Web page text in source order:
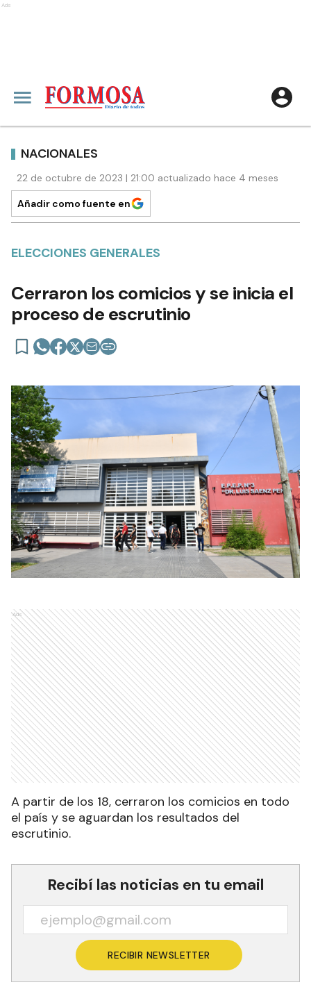
Ads
NACIONALES
22 de octubre de 2023 | 21:00 actualizado hace 4 meses
Añadir como fuente en
ELECCIONES GENERALES
Cerraron los comicios y se inicia el
proceso de escrutinio
Ads
A partir de los 18, cerraron los comicios en todo
el país y se aguardan los resultados del
escrutinio.
Recibí las noticias en tu email
RECIBIR NEWSLETTER